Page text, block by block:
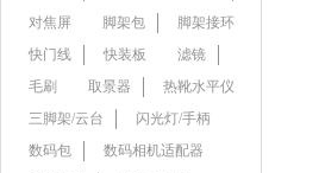
对焦屏
脚架包
脚架接环
快门线
快装板
滤镜
毛刷
取景器
热靴水平仪
三脚架/云台
闪光灯/手柄
数码包
数码相机适配器